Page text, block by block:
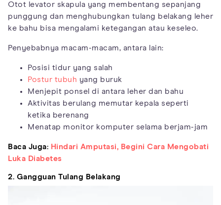
Otot levator skapula yang membentang sepanjang
punggung dan menghubungkan tulang belakang leher
ke bahu bisa mengalami ketegangan atau keseleo.
Penyebabnya macam-macam, antara lain:
Posisi tidur yang salah
Postur tubuh yang buruk
Menjepit ponsel di antara leher dan bahu
Aktivitas berulang memutar kepala seperti
ketika berenang
Menatap monitor komputer selama berjam-jam
Baca Juga: Hindari Amputasi, Begini Cara Mengobati
Luka Diabetes
2. Gangguan Tulang Belakang